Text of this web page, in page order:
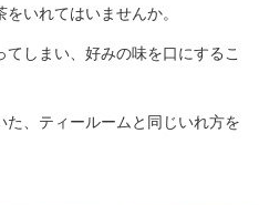
いれてはいませんか。
しまい、好みの味を口にするこ
、ティールームと同じいれ方を